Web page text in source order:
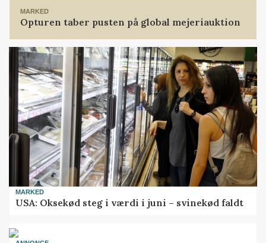
MARKED
Opturen taber pusten på global mejeriauktion
MARKED
USA: Oksekød steg i værdi i juni – svinekød faldt